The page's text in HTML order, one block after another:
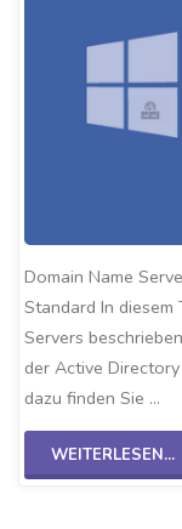
Domain Name
Standard In
Servers
der Active
dazu finden Sie …
WEITERLESEN...